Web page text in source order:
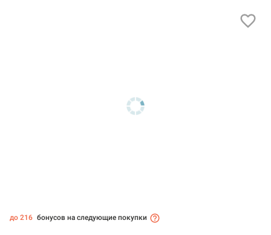
до 216 бонусов на следующие покупки